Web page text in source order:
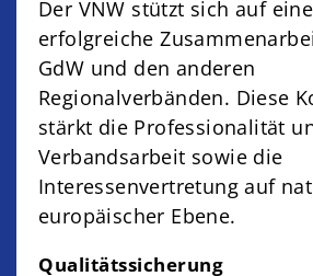
Der VNW stützt sich auf
erfolgreiche
GdW und den anderen
Regionalverbänden. Diese
stärkt die Professionalität
Verbandsarbeit sowie die
Interessenvertretung auf
europäischer Ebene.
Qualitätssicherung